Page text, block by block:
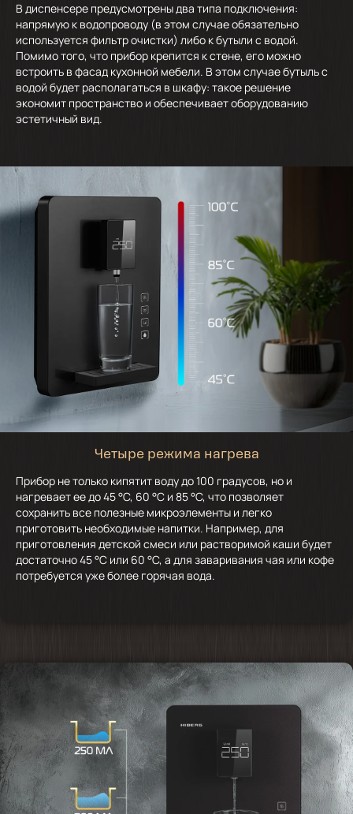
В диспенсере предусмотрены два типа подключения:
напрямую к водопроводу (в этом случае обязательно
используется фильтр очистки) либо к бутыли с водой.
Помимо того, что прибор крепится к стене, его можно
встроить в фасад кухонной мебели. В этом случае бутыль с
водой будет располагаться в шкафу: такое решение
экономит пространство и обеспечивает оборудованию
эстетичный вид.
Четыре режима нагрева
Прибор не только кипятит воду до 100 градусов, но и
нагревает ее до 45 °С, 60 °С и 85 °С, что позволяет
сохранить все полезные микроэлементы и легко
приготовить необходимые напитки. Например, для
приготовления детской смеси или растворимой каши будет
достаточно 45 °С или 60 °С, а для заваривания чая или кофе
потребуется уже более горячая вода.